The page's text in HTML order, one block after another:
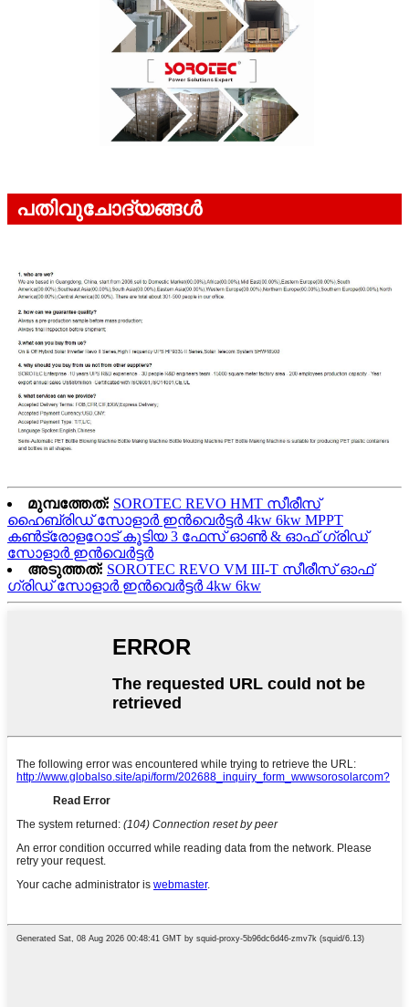
പതിവുചോദ്യങ്ങൾ
മുമ്പത്തേത്: SOROTEC REVO HMT സീരീസ്
ഹൈബ്രിഡ് സോളാർ ഇൻവെർട്ടർ 4kw 6kw MPPT
കൺട്രോളറോട് കൂടിയ 3 ഫേസ് ഓൺ & ഓഫ് ഗ്രിഡ്
സോളാർ ഇൻവെർട്ടർ
അടുത്തത്: SOROTEC REVO VM III-T സീരീസ് ഓഫ്
ഗ്രിഡ് സോളാർ ഇൻവെർട്ടർ 4kw 6kw